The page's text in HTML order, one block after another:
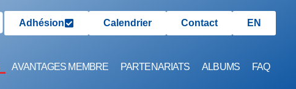
Adhésion Calendrier Contact EN
AVANTAGES MEMBRE PARTENARIATS ALBUMS FAQ